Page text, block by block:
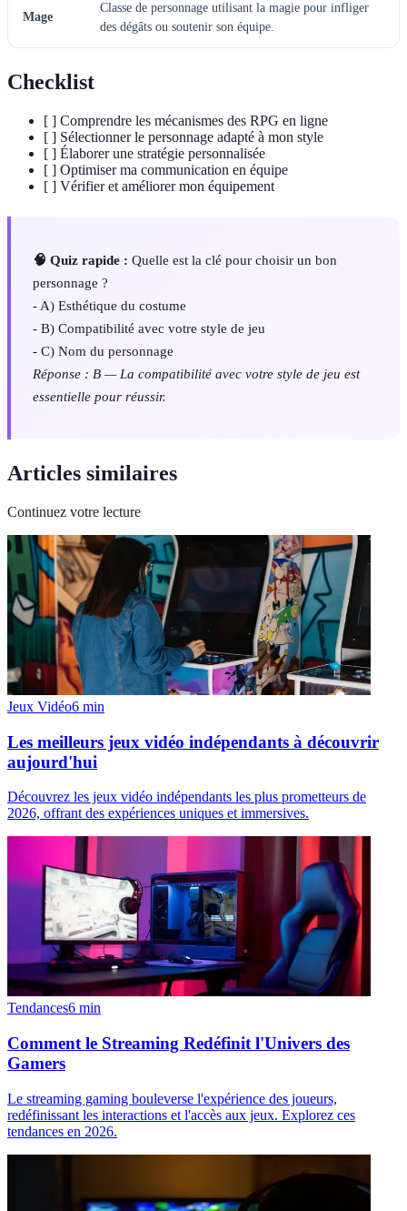
Mage
Classe de personnage utilisant la magie pour infliger
des dégâts ou soutenir son équipe.
Checklist
[ ] Comprendre les mécanismes des RPG en ligne
[ ] Sélectionner le personnage adapté à mon style
[ ] Élaborer une stratégie personnalisée
[ ] Optimiser ma communication en équipe
[ ] Vérifier et améliorer mon équipement
🧠 Quiz rapide : Quelle est la clé pour choisir un bon
personnage ?
- A) Esthétique du costume
- B) Compatibilité avec votre style de jeu
- C) Nom du personnage
Réponse : B — La compatibilité avec votre style de jeu est
essentielle pour réussir.
Articles similaires
Continuez votre lecture
Jeux Vidéo6 min
Les meilleurs jeux vidéo indépendants à découvrir
aujourd'hui
Découvrez les jeux vidéo indépendants les plus prometteurs de
2026, offrant des expériences uniques et immersives.
Tendances6 min
Comment le Streaming Redéfinit l'Univers des
Gamers
Le streaming gaming bouleverse l'expérience des joueurs,
redéfinissant les interactions et l'accès aux jeux. Explorez ces
tendances en 2026.